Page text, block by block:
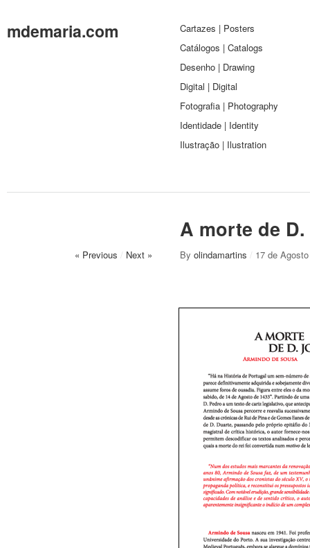
mdemaria.com
Cartazes | Posters
Catálogos | Catalogs
Desenho | Drawing
Digital | Digital
Fotografia | Photography
Identidade | Identity
Ilustração | Ilustration
A morte de
« Previous / Next » By olindamartins / 17 de